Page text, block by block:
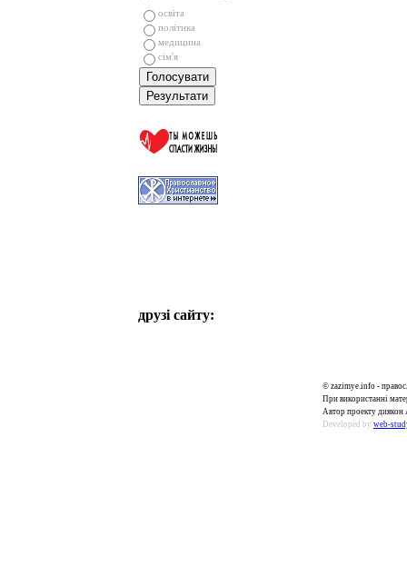
освіта
політика
медицина
сім'я
друзі сайту:
© zazimye.info -
При використанні
Автор проекту диякон
Developed by web-